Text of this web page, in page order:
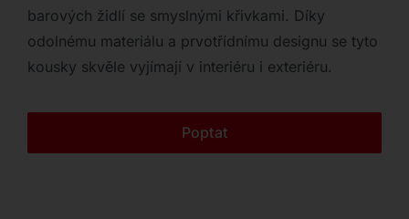
Outlet
barových židlí se smyslnými křivkami. Díky
odolnému materiálu a prvotřídnímu designu se tyto
kousky skvěle vyjímají v interiéru i exteriéru.
Poptat